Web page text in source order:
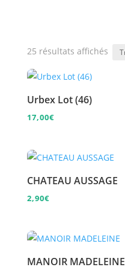
25 résultats affichés
Urbex Lot (46)
17,00€
CHATEAU AUSSAGE
2,90€
MANOIR MADELEINE